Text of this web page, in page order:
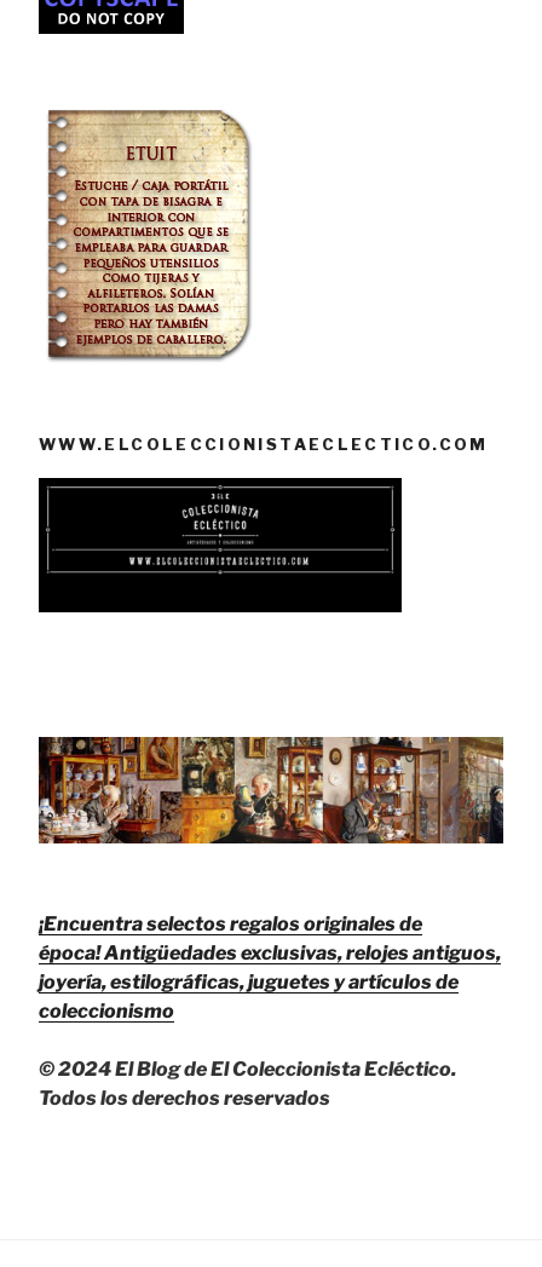
WWW.ELCOLECCIONISTAECLECTICO.COM
¡Encuentra selectos regalos originales de
época!Antigüedades exclusivas, relojes antiguos,
joyería, estilográficas, juguetes y artículos de
coleccionismo
© 2024 El Blog de El Coleccionista Ecléctico.
Todos los derechos reservados